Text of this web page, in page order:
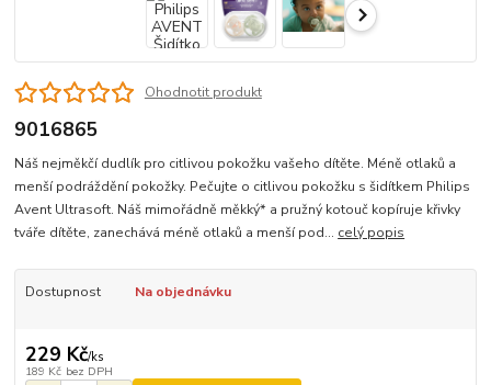
Ohodnotit produkt
9016865
Náš nejměkčí dudlík pro citlivou pokožku vašeho dítěte. Méně otlaků a
menší podráždění pokožky. Pečujte o citlivou pokožku s šidítkem Philips
Avent Ultrasoft. Náš mimořádně měkký* a pružný kotouč kopíruje křivky
tváře dítěte, zanechává méně otlaků a menší pod... celý popis
Dostupnost Na objednávku
229 Kč/ks
189 Kč bez DPH